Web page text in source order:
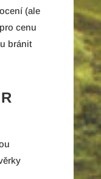
(ale
cenu
bránit